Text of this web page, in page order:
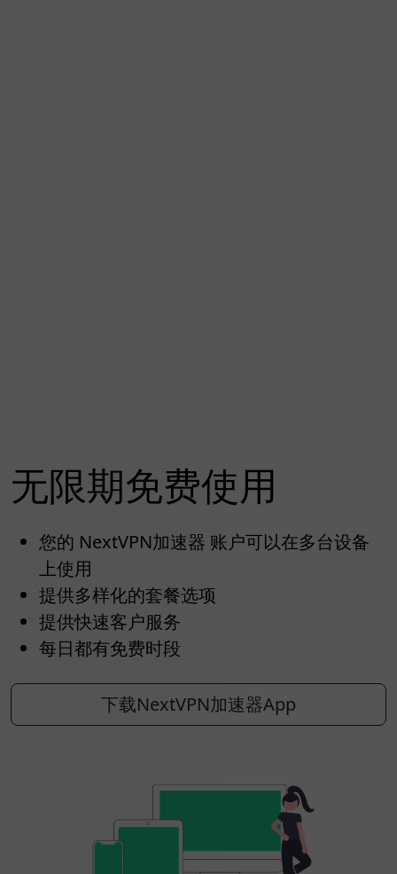
无限期免费使用
您的 NextVPN加速器 账户可以在多台设备
上使用
提供多样化的套餐选项
提供快速客户服务
每日都有免费时段
下载NextVPN加速器App